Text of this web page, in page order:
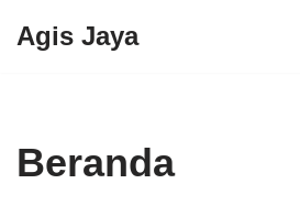
Agis Jaya
Beranda